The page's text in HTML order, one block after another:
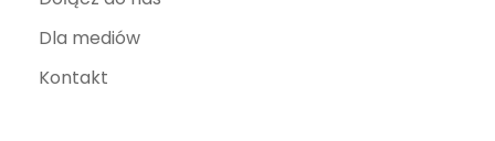
Dla mediów
Kontakt